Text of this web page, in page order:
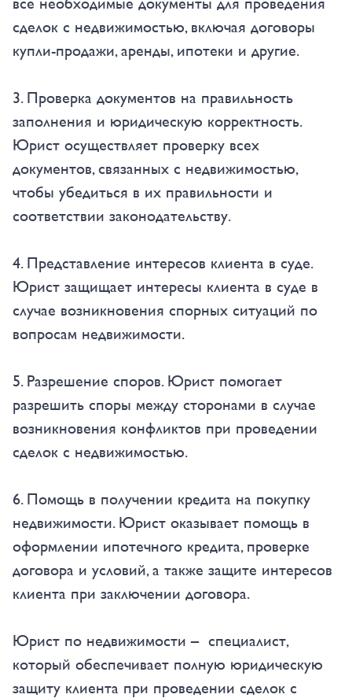
сделок с недвижимостью, включая договоры
купли-продажи, аренды, ипотеки и другие.
3. Проверка документов на правильность
заполнения и юридическую корректность.
Юрист осуществляет проверку всех
документов, связанных с недвижимостью,
чтобы убедиться в их правильности и
соответствии законодательству.
4. Представление интересов клиента в суде.
Юрист защищает интересы клиента в суде в
случае возникновения спорных ситуаций по
вопросам недвижимости.
5. Разрешение споров. Юрист помогает
разрешить споры между сторонами в случае
возникновения конфликтов при проведении
сделок с недвижимостью.
6. Помощь в получении кредита на покупку
недвижимости. Юрист оказывает помощь в
оформлении ипотечного кредита, проверке
договора и условий, а также защите интересов
клиента при заключении договора.
Юрист по недвижимости – специалист,
который обеспечивает полную юридическую
защиту клиента при проведении сделок с